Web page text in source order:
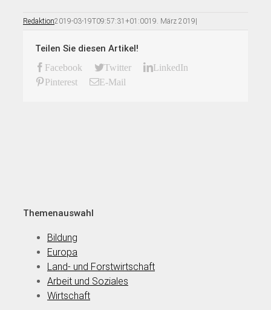
Redaktion2019-03-19T09:57:31+01:0019. März 2019|
Teilen Sie diesen Artikel!
Facebook Twitter
LinkedIn
Pinterest
E-Mail
Themenauswahl
Bildung
Europa
Land- und Forstwirtschaft
Arbeit und Soziales
Wirtschaft